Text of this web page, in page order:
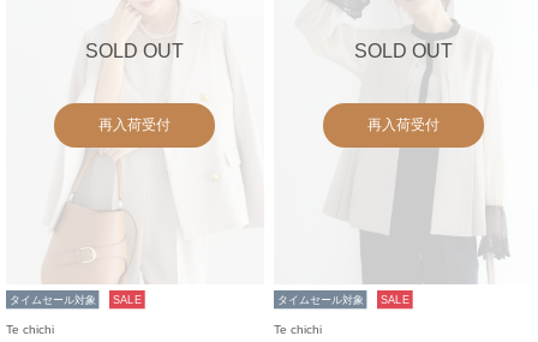
SOLD OUT
再入荷受付
タイムセール対象 SALE
Te chichi
SOLD OUT
再入荷受付
タイムセール対象 SALE
Te chichi